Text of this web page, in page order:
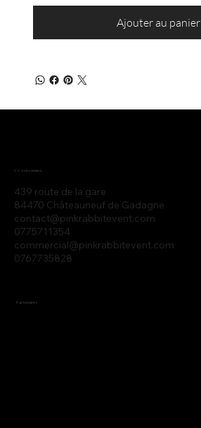
Ajouter au panier
439 route de la gare
84470 Châteauneuf de Gadagne
contact@pinkrabbitevent.com
0775711354
commercial@pinkrabbitevent.com
0767735828
Coordonnées
Partenaires